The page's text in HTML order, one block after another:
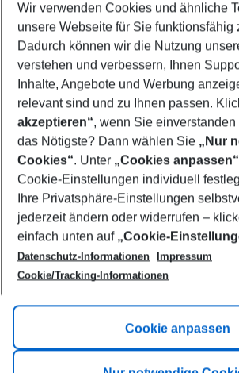
Select your date range
09/08/26–07/08/27 5-8 nights
Who will travel
2 adults No children
Show more filter
Footer
Footer navigation
Title A
Link A
Wir verwenden Cookies und ähnliche
unsere Webseite für Sie funktionsfähig
Dadurch können wir die Nutzung
verstehen und verbessern, Ihnen
Inhalte, Angebote und Werbung
relevant sind und zu Ihnen passen.
akzeptieren“, wenn Sie
das Nötigste? Dann wählen Sie „Nur
Cookies“. Unter „Cookies anpassen“
Cookie-Einstellungen individuell
Ihre Privatsphäre-Einstellungen
jederzeit ändern oder widerrufen –
einfach unten auf „Cookie-
Datenschutz-Informationen
Impressum
Cookie/Tracking-Informationen
Cookie anpassen